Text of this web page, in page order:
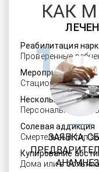
Реабилитация
Проверенные
Мероприятия
Стационарное
Несколько
Персональные
Солевая аддикция
Смертельный тип
Купирование
Дома или в
КАК
1
ЗАЯВКА,